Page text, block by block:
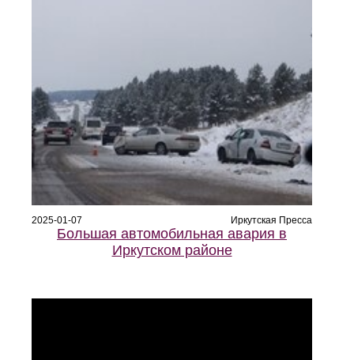
2025-01-07 Иркутская Пресса
Большая автомобильная авария в
Иркутском районе